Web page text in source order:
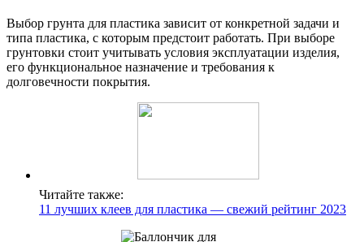
Выбор грунта для пластика зависит от конкретной задачи и
типа пластика, с которым предстоит работать. При выборе
грунтовки стоит учитывать условия эксплуатации изделия,
его функциональное назначение и требования к
долговечности покрытия.
Читайте также:
11 лучших клеев для пластика — свежий рейтинг 2023